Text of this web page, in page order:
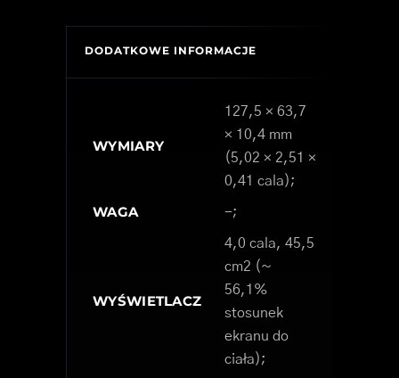
DODATKOWE INFORMACJE
WYMIARY
127,5 × 63,7
× 10,4 mm
(5,02 × 2,51 ×
0,41 cala);
WAGA -;
WYŚWIETLACZ
4,0 cala, 45,5
cm2 (~
56,1%
stosunek
ekranu do
ciała);